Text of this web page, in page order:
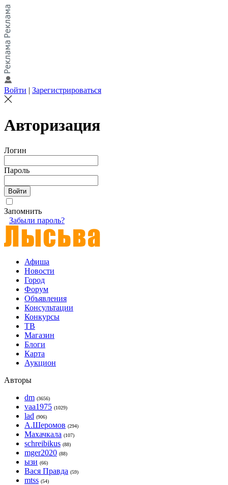
Войти | Зарегистрироваться
Авторизация
Логин
Пароль
Запомнить
Забыли пароль?
Афиша
Новости
Город
Форум
Объявления
Консультации
Конкурсы
ТВ
Магазин
Блоги
Карта
Аукцион
Авторы
dm (3656)
vaa1975 (1029)
lad (906)
А.Шеромов (294)
Махачкала (107)
schreibikus (88)
mger2020 (88)
ызи (66)
Вася Правда (59)
mtss (54)